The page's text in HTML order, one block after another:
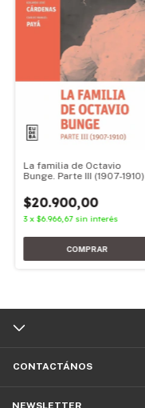
La familia de Octavio
Bunge. Parte III (1907-1910)
$20.900,00
3 x $6.966,67 sin interés
CONTACTÁNOS
NEWSLETTER